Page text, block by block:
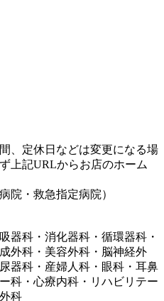
、定休日などは変更になる場
上記URLからお店のホーム
院・救急指定病院）
器科・消化器科・循環器科・
外科・美容外科・脳神経外
器科・産婦人科・眼科・耳鼻
科・心療内科・リハビリテー
科